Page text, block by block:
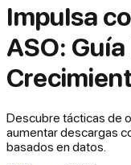
Impulsa
ASO:
Descubre tácticas de
aumentar descargas
basados en datos.